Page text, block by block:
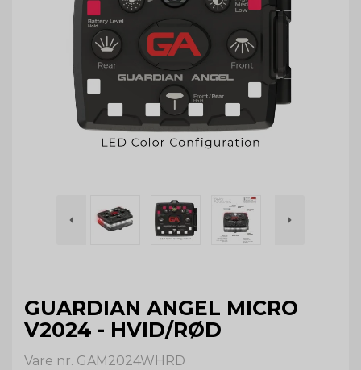
GUARDIAN ANGEL MICRO
V2024 - HVID/RØD
Vare nr. GAM2024WHRD